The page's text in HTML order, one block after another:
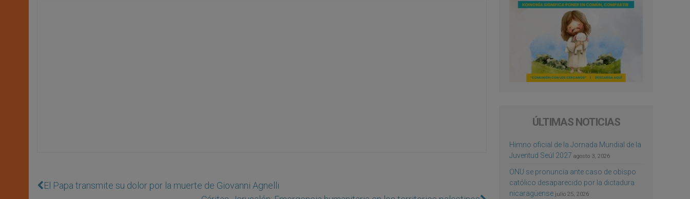
El Papa transmite su dolor por la muerte de Giovanni Agnelli
ÚLTIMAS NOTICIAS
Himno oficial de la Jornada Mundial de la
Juventud Seúl 2027 agosto 3, 2026
ONU se pronuncia ante caso de obispo
católico desaparecido por la dictadura
nicaragüense julio 25, 2026